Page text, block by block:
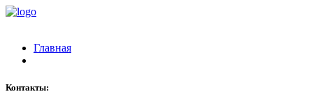
Главная
Контакты: